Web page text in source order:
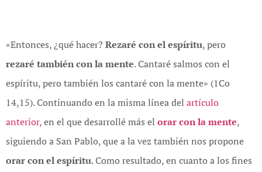
«Entonces, ¿qué hacer? Rezaré con el espíritu, pero
rezaré también con la mente. Cantaré salmos con el
espíritu, pero también los cantaré con la mente» (1Co
14,15). Continuando en la misma línea del artículo
anterior,en el que desarrollé más el orar con la mente,
siguiendo a San Pablo, que a la vez también nos propone
orar con el espíritu. Como resultado, en cuanto a los fines